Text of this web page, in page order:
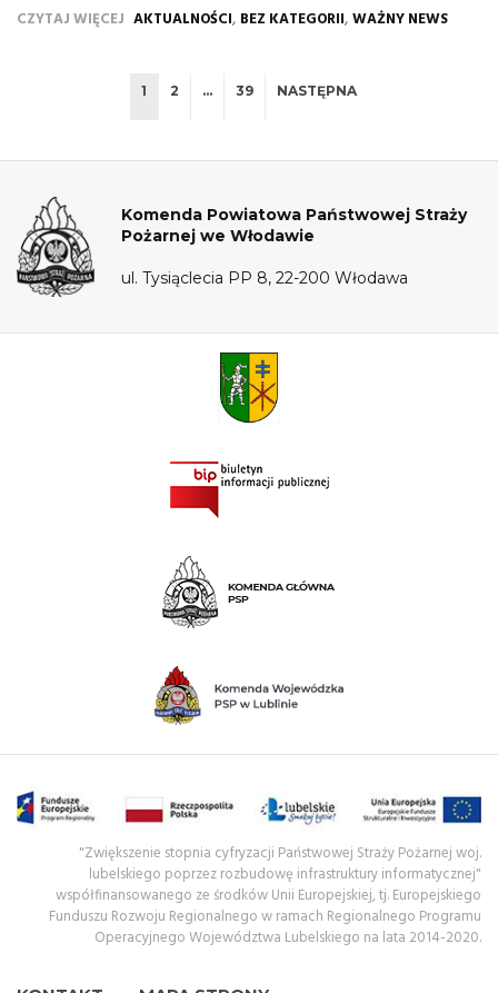
CZYTAJ WIĘCEJ AKTUALNOŚCI, BEZ KATEGORII,WAŻNY NEWS
1 2 … 39 NASTĘPNA
Komenda Powiatowa Państwowej Straży
Pożarnej we Włodawie
ul. Tysiąclecia PP 8, 22-200 Włodawa
"Zwiększenie stopnia cyfryzacji Państwowej Straży Pożarnej woj.
lubelskiego poprzez rozbudowę infrastruktury informatycznej"
współfinansowanego ze środków Unii Europejskiej, tj. Europejskiego
Funduszu Rozwoju Regionalnego w ramach Regionalnego Programu
Operacyjnego Województwa Lubelskiego na lata 2014-2020.